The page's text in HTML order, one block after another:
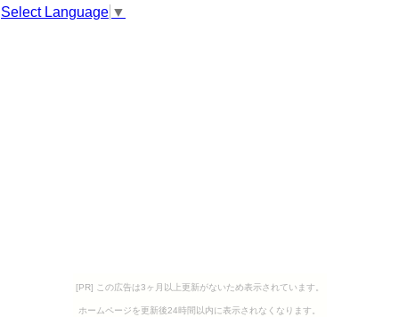
Select Language ▼
[PR] この広告は3ヶ月以上更新がないため表示されています。
ホームページを更新後24時間以内に表示されなくなります。